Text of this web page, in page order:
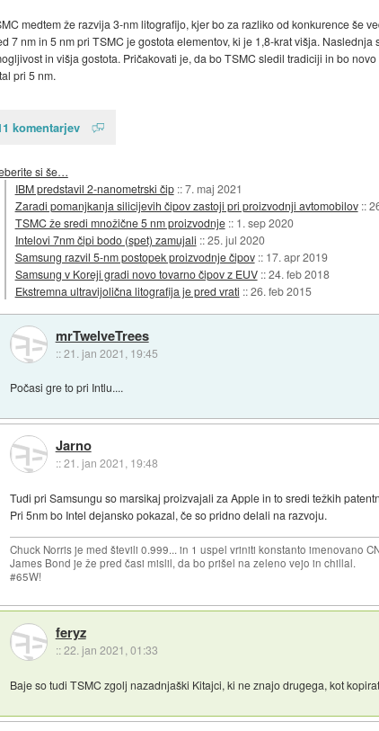
medtem že razvija 3-nm litografijo, kjer bo za razliko od konkurence še
7 nm in 5 nm pri TSMC je gostota elementov, ki je 1,8-krat višja.
in višja gostota. Pričakovati je, da bo TSMC sledil tradiciji in bo
pri 5 nm.
komentarjev
si še…
IBM predstavil 2-nanometrski čip ::7. maj 2021
Zaradi pomanjkanja silicijevih čipov zastoji pri proizvodnji avtomobilov ::
TSMC že sredi množične 5 nm proizvodnje :: 1. sep 2020
Intelovi 7nm čipi bodo (spet) zamujali ::25. jul 2020
Samsung razvil 5-nm postopek proizvodnje čipov :: 17. apr 2019
Samsung v Koreji gradi novo tovarno čipov z EUV ::24. feb 2018
Ekstremna ultravijolična litografija je pred vrati ::26. feb 2015
mrTwelveTrees
::21. jan 2021, 19:45
Počasi gre to pri Intlu....
Jarno
::21. jan 2021, 19:48
Tudi pri Samsungu so marsikaj proizvajali za Apple in to sredi težkih
Pri 5nm bo Intel dejansko pokazal, če so pridno delali na razvoju.
Chuck Norris je med števili 0.999... in 1 uspel vriniti konstanto imenovano
James Bond je že pred časi mislil, da bo prišel na zeleno vejo in chillal.
#65W!
feryz
::22. jan 2021, 01:33
Baje so tudi TSMC zgolj nazadnjaški Kitajci, ki ne znajo drugega, kot